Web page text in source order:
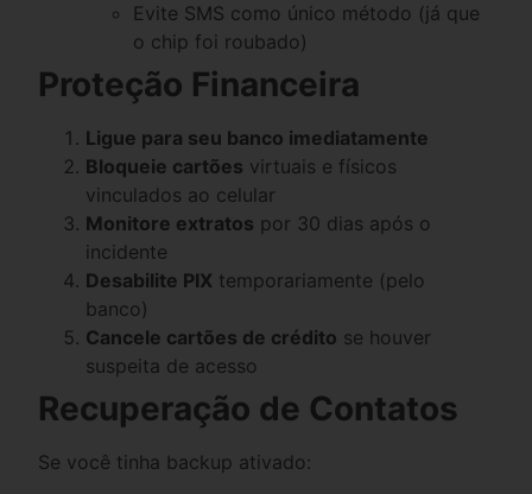
Evite SMS como único método (já que
o chip foi roubado)
Proteção Financeira
Ligue para seu banco imediatamente
Bloqueie cartões virtuais e físicos
vinculados ao celular
Monitore extratos por 30 dias após o
incidente
Desabilite PIX temporariamente (pelo
banco)
Cancele cartões de crédito se houver
suspeita de acesso
Recuperação de Contatos
Se você tinha backup ativado: